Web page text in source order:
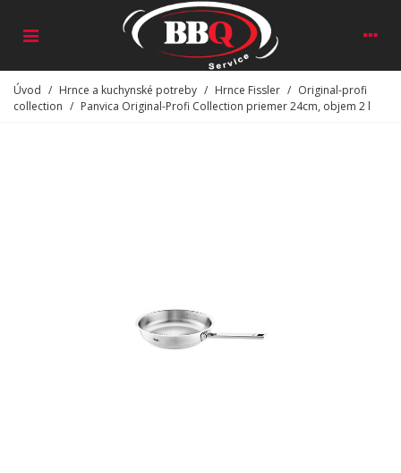
Úvod / Hrnce a kuchynské potreby / Hrnce Fissler / Original-profi
collection / Panvica Original-Profi Collection priemer 24cm, objem 2 l